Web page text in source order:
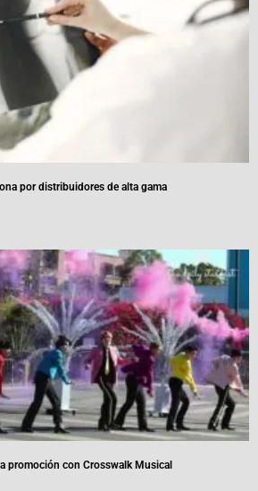
por distribuidores de alta gama
promoción con Crosswalk Musical